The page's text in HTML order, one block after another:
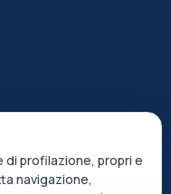
trattamento dei dati
profilazione, propri e
navigazione,